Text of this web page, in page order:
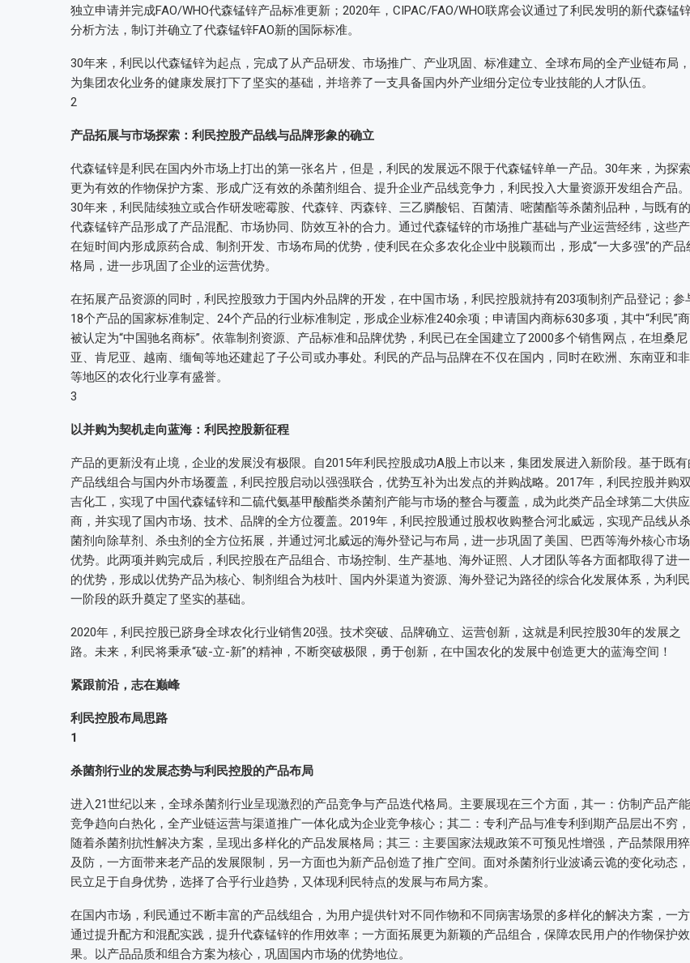
独立申请并完成FAO/WHO代森锰锌产品标准更新；2020年，CIPAC/FAO/WHO联席会议通过了利民发明的新代森锰
分析方法，制订并确立了代森锰锌FAO新的国际标准。
30年来，利民以代森锰锌为起点，完成了从产品研发、市场推广、产业巩固、标准建立、全球布局的全产业链布局，
为集团农化业务的健康发展打下了坚实的基础，并培养了一支具备国内外产业细分定位专业技能的人才队伍。
2
产品拓展与市场探索：利民控股产品线与品牌形象的确立
代森锰锌是利民在国内外市场上打出的第一张名片，但是，利民的发展远不限于代森锰锌单一产品。30年来，为探索
更为有效的作物保护方案、形成广泛有效的杀菌剂组合、提升企业产品线竞争力，利民投入大量资源开发组合产品。
30年来，利民陆续独立或合作研发嘧霉胺、代森锌、丙森锌、三乙膦酸铝、百菌清、嘧菌酯等杀菌剂品种，与既有的
代森锰锌产品形成了产品混配、市场协同、防效互补的合力。通过代森锰锌的市场推广基础与产业运营经纬，这些
在短时间内形成原药合成、制剂开发、市场布局的优势，使利民在众多农化企业中脱颖而出，形成“一大多强”的产品
格局，进一步巩固了企业的运营优势。
在拓展产品资源的同时，利民控股致力于国内外品牌的开发，在中国市场，利民控股就持有203项制剂产品登记；参
18个产品的国家标准制定、24个产品的行业标准制定，形成企业标准240余项；申请国内商标630多项，其中“利民”
被认定为“中国驰名商标”。依靠制剂资源、产品标准和品牌优势，利民已在全国建立了2000多个销售网点，在坦桑尼
亚、肯尼亚、越南、缅甸等地还建起了子公司或办事处。利民的产品与品牌在不仅在国内，同时在欧洲、东南亚和
等地区的农化行业享有盛誉。
3
以并购为契机走向蓝海：利民控股新征程
产品的更新没有止境，企业的发展没有极限。自2015年利民控股成功A股上市以来，集团发展进入新阶段。基于既有
产品线组合与国内外市场覆盖，利民控股启动以强强联合，优势互补为出发点的并购战略。2017年，利民控股并购双
吉化工，实现了中国代森锰锌和二硫代氨基甲酸酯类杀菌剂产能与市场的整合与覆盖，成为此类产品全球第二大供应
商，并实现了国内市场、技术、品牌的全方位覆盖。2019年，利民控股通过股权收购整合河北威远，实现产品线从
菌剂向除草剂、杀虫剂的全方位拓展，并通过河北威远的海外登记与布局，进一步巩固了美国、巴西等海外核心市
优势。此两项并购完成后，利民控股在产品组合、市场控制、生产基地、海外证照、人才团队等各方面都取得了进
的优势，形成以优势产品为核心、制剂组合为枝叶、国内外渠道为资源、海外登记为路径的综合化发展体系，为利
一阶段的跃升奠定了坚实的基础。
2020年，利民控股已跻身全球农化行业销售20强。技术突破、品牌确立、运营创新，这就是利民控股30年的发展之
路。未来，利民将秉承“破-立-新”的精神，不断突破极限，勇于创新，在中国农化的发展中创造更大的蓝海空间！
紧跟前沿，志在巅峰
利民控股布局思路
1
杀菌剂行业的发展态势与利民控股的产品布局
进入21世纪以来，全球杀菌剂行业呈现激烈的产品竞争与产品迭代格局。主要展现在三个方面，其一：仿制产品产能
竞争趋向白热化，全产业链运营与渠道推广一体化成为企业竞争核心；其二：专利产品与准专利到期产品层出不穷
随着杀菌剂抗性解决方案，呈现出多样化的产品发展格局；其三：主要国家法规政策不可预见性增强，产品禁限用
及防，一方面带来老产品的发展限制，另一方面也为新产品创造了推广空间。面对杀菌剂行业波谲云诡的变化动态，
民立足于自身优势，选择了合乎行业趋势，又体现利民特点的发展与布局方案。
在国内市场，利民通过不断丰富的产品线组合，为用户提供针对不同作物和不同病害场景的多样化的解决方案，一
通过提升配方和混配实践，提升代森锰锌的作用效率；一方面拓展更为新颖的产品组合，保障农民用户的作物保护效
果。以产品品质和组合方案为核心，巩固国内市场的优势地位。